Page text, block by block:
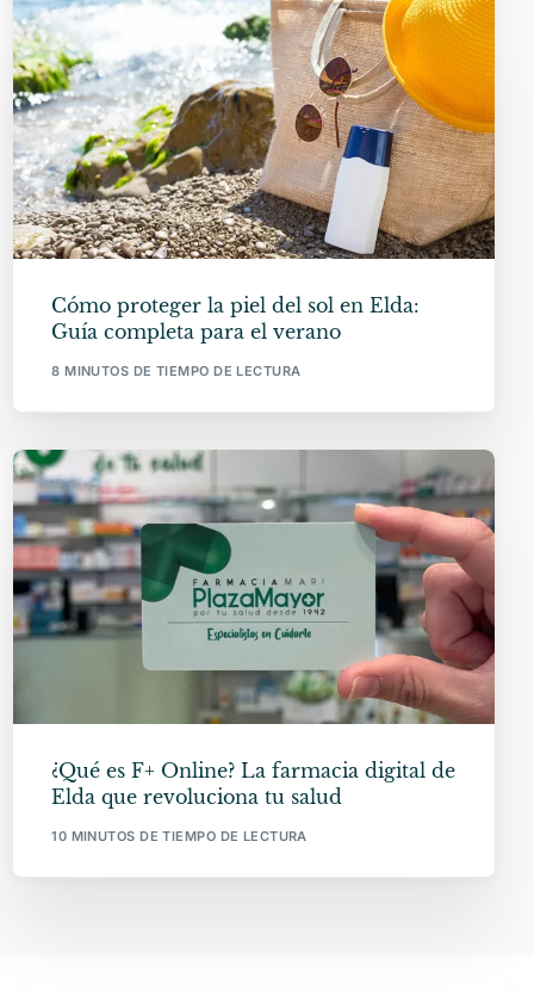
Cómo proteger la piel del sol en Elda:
Guía completa para el verano
8 MINUTOS DE TIEMPO DE LECTURA
¿Qué es F+ Online? La farmacia digital de
Elda que revoluciona tu salud
10 MINUTOS DE TIEMPO DE LECTURA